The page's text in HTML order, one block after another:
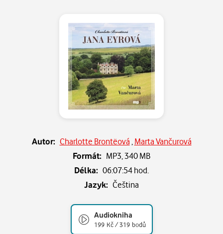
Autor: Charlotte Brontëová Marta Vančurová
Formát: MP3, 340 MB
Délka: 06:07:54 hod.
Jazyk: Čeština
Audiokniha
199 Kč / 319 bodů